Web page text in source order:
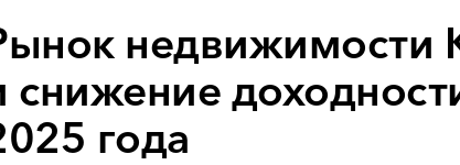
недвижимости
снижение
года